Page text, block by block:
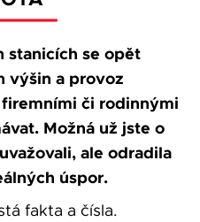
stanicích se opět
výšin a provoz
či rodinnými
Možná už jste o
ale odradila
úspor.
fakta a čísla.